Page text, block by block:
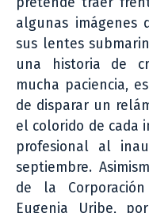
algunas imágenes
sus lentes
una historia de
mucha paciencia,
de disparar un
el colorido de cada
profesional al
septiembre.
de la
Eugenia Uribe,